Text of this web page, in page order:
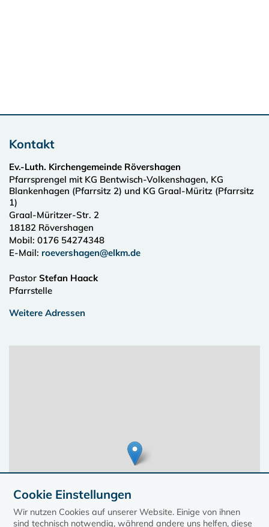
Kontakt
Ev.-Luth. Kirchengemeinde Rövershagen
Pfarrsprengel mit KG Bentwisch-Volkenshagen, KG
Blankenhagen (Pfarrsitz 2) und KG Graal-Müritz (Pfarrsitz
1)
Graal-Müritzer-Str. 2
18182 Rövershagen
Mobil: 0176 54274348
E-Mail: roevershagen@elkm.de
Pastor Stefan Haack
Pfarrstelle
Weitere Adressen
Cookie Einstellungen
Wir nutzen Cookies auf unserer Website. Einige von ihnen
sind technisch notwendig, während andere uns helfen, diese